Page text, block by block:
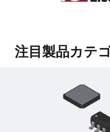
注目製品カテ